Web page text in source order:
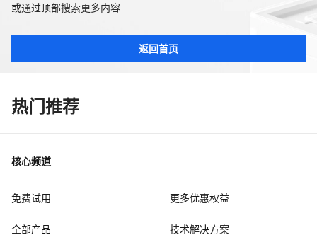
或通过顶部搜索更多内容
返回首页
热门推荐
核心频道
免费试用 更多优惠权益
全部产品 技术解决方案